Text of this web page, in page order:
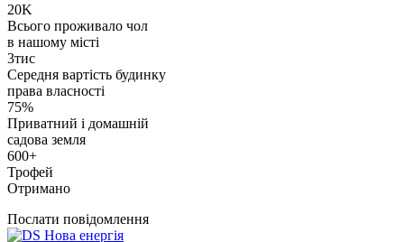
20K
Всього проживало чол
в нашому місті
3тис
Середня вартість будинку
права власності
75%
Приватний і домашній
садова земля
600+
Трофей
Отримано
Послати повідомлення